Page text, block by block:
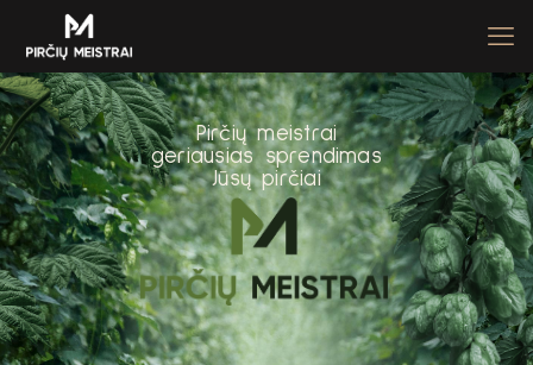
Pirčių meistrai
geriausias sprendimas
Jūsų pirčiai